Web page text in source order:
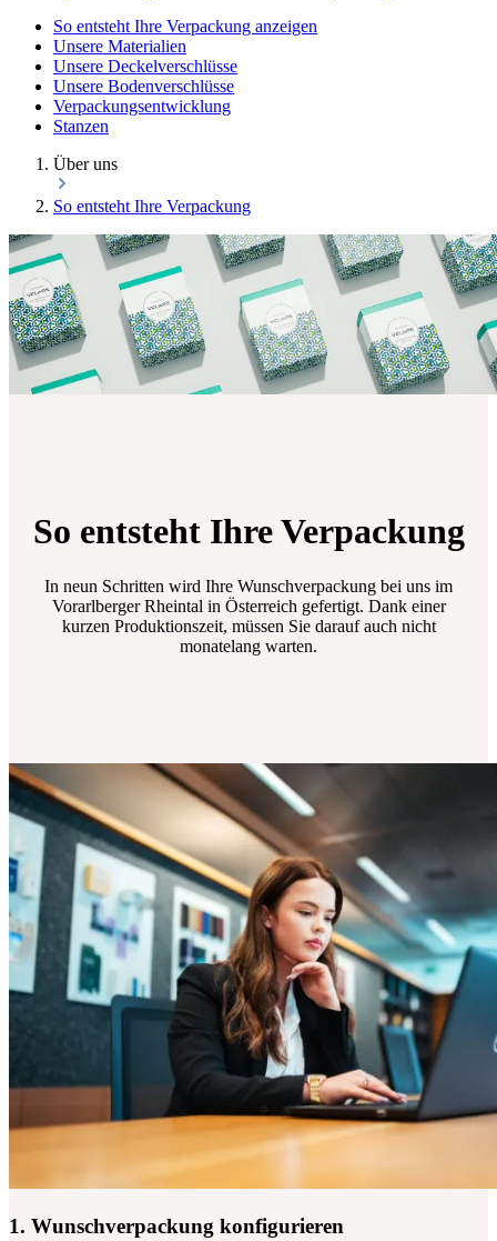
So entsteht Ihre Verpackung anzeigen
Unsere Materialien
Unsere Deckelverschlüsse
Unsere Bodenverschlüsse
Verpackungsentwicklung
Stanzen
Über uns
So entsteht Ihre Verpackung
So entsteht Ihre Verpackung
In neun Schritten wird Ihre Wunschverpackung bei uns im
Vorarlberger Rheintal in Österreich gefertigt. Dank einer
kurzen Produktionszeit, müssen Sie darauf auch nicht
monatelang warten.
1. Wunschverpackung konfigurieren